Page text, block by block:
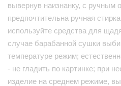
вывернув наизнанку, с ручным
предпочтительна ручная
используйте средства для
случае барабанной сушки
температуре режим;
- не гладить по картинке; при
изделие на среднем режиме,